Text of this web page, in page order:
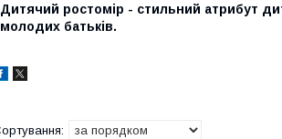
Дитячий ростомір - стильний атрибут
молодих батьків.